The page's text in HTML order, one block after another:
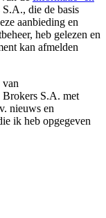
die de basis
aanbieding en
heb gelezen en
kan afmelden
van
S.A. met
nieuws en
ik heb opgegeven